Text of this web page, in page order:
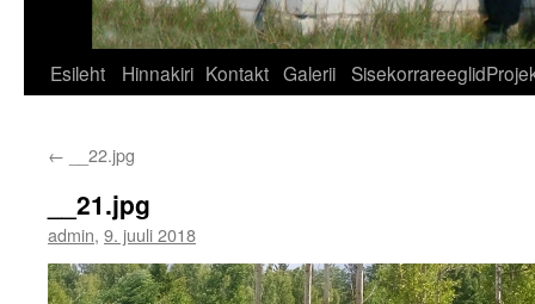
Esileht Hinnakiri Kontakt Galerii Sisekorrareeglid
← __22.jpg
__21.jpg
admin, 9. juuli 2018